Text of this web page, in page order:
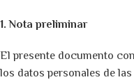
1. Nota preliminar
El presente documento
los datos personales de